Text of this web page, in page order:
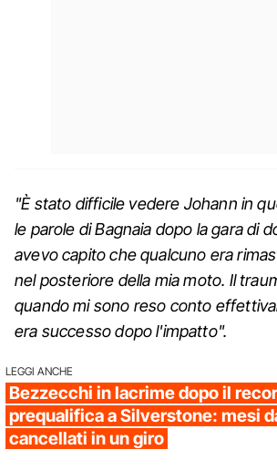
"È stato difficile vedere Johann in
le parole di Bagnaia dopo la gara di
avevo capito che qualcuno era
nel posteriore della mia moto. Il
quando mi sono reso conto
era successo dopo l'impatto".
LEGGI ANCHE
Bezzecchi in lacrime dopo il
prequalifica a Silverstone: mesi
cancellati in un giro